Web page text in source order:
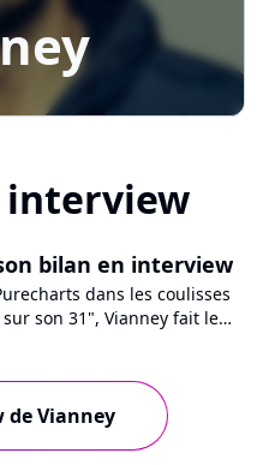
interview
bilan en interview
dans les coulisses
son 31", Vianney fait le
2023, riche de l'album à
tournées. Il se confie sur
et sur ses projets
Vianney